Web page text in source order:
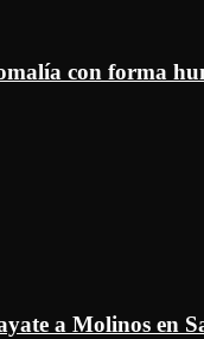
con forma
a Molinos en